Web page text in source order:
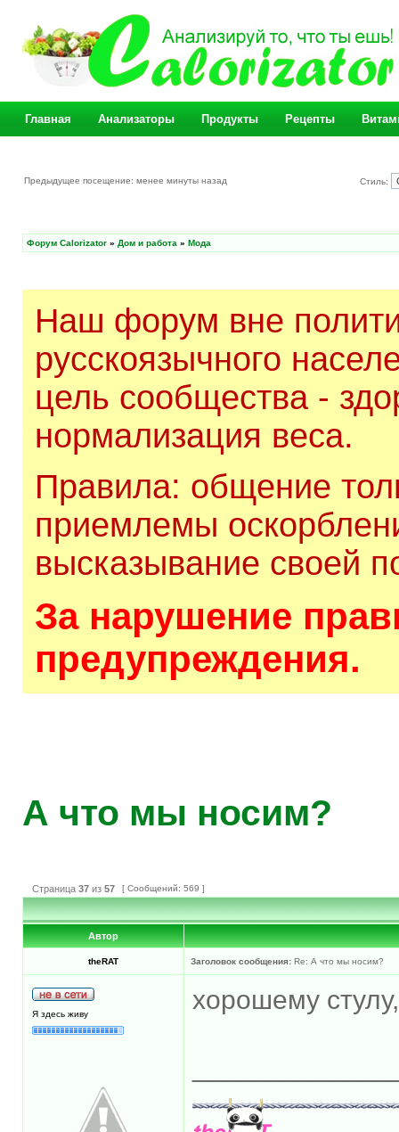
Главная Анализаторы Продукты Рецепты
Предыдущее посещение: менее минуты назад Стиль:
Форум Calorizator » Дом и работа » Мода
Наш форум вне
русскоязычного
цель сообщества -
нормализация веса.
Правила: общение
приемлемы
высказывание своей
За нарушение
предупреждения.
А что мы носим?
Страница 37 из 57 [ Сообщений: 569 ]
Автор
theRAT Заголовок сообщения: Re: А что мы носим?
Я здесь живу хорошему